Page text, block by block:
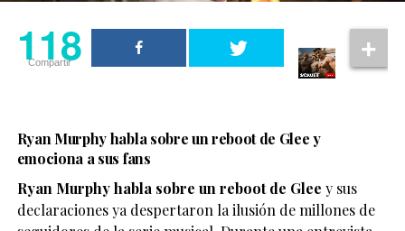
118
Compartir
Ryan Murphy habla sobre un reboot de Glee y
emociona a sus fans
Ryan Murphy habla sobre un reboot de Glee y sus
declaraciones ya despertaron la ilusión de millones de